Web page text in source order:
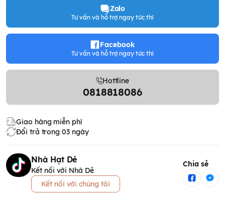
Zalo
Tư vấn và hỗ trợ ngay tức thì
Facebook
Tư vấn và hỗ trợ ngay tức thì
Hottline
0818818086
Giao hàng miễn phí
Đổi trả trong 03 ngày
Nhà Hạt Dẻ
Kết nối với Nhà Dẻ
Kết nối với chúng tôi
Chia sẻ